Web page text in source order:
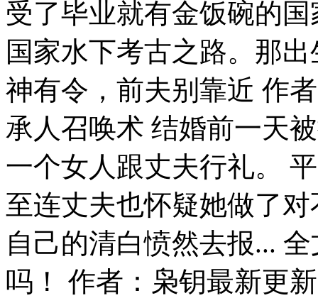
受了毕业就有金饭碗的
国家水下考古之路。那
神有令，前夫别靠近 作
承人召唤术 结婚前一天
一个女人跟丈夫行礼。
至连丈夫也怀疑她做了
自己的清白愤然去报...
吗！ 作者：枭钥最新更